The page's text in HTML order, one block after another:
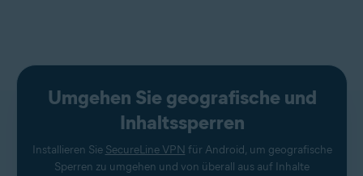
Umgehen Sie geografische und
Inhaltssperren
Installieren Sie SecureLine VPN für Android, um geografische
Sperren zu umgehen und von überall aus auf Inhalte